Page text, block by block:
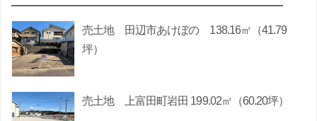
売土地 田辺市あけぼの 138.16㎡（41.79
坪）
売土地 上富田町岩田 199.02㎡（60.20坪）